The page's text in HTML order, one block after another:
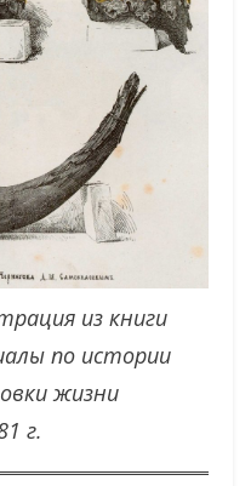
из книги
по истории
жизни
г.